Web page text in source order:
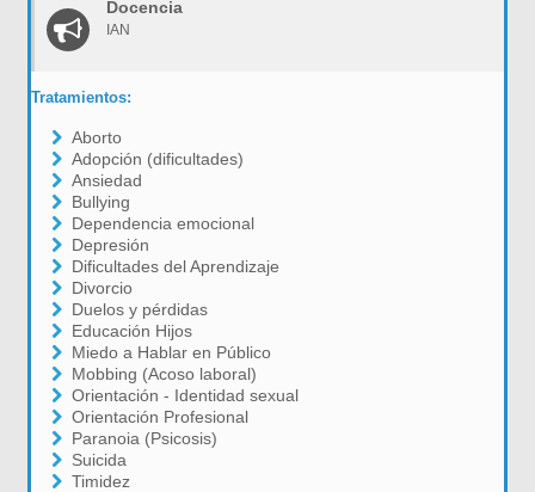
Docencia
IAN
Tratamientos:
Aborto
Adopción (dificultades)
Ansiedad
Bullying
Dependencia emocional
Depresión
Dificultades del Aprendizaje
Divorcio
Duelos y pérdidas
Educación Hijos
Miedo a Hablar en Público
Mobbing (Acoso laboral)
Orientación - Identidad sexual
Orientación Profesional
Paranoia (Psicosis)
Suicida
Timidez